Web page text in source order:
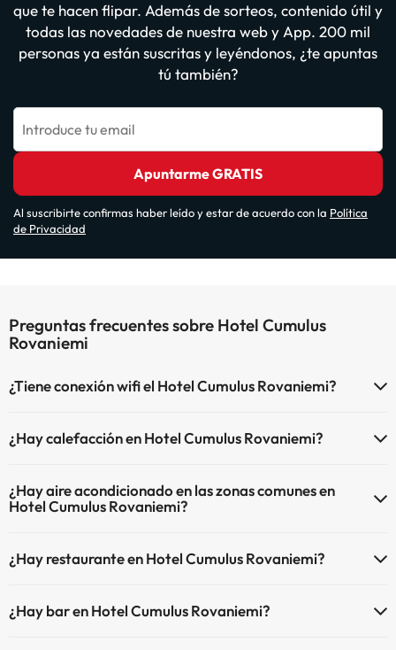
que te hacen flipar. Además de sorteos, contenido útil y
todas las novedades de nuestra web y App. 200 mil
personas ya están suscritas y leyéndonos, ¿te apuntas
tú también?
Introduce tu email
Apuntarme GRATIS
Al suscribirte confirmas haber leído y estar de acuerdo con la Política
de Privacidad
Preguntas frecuentes sobre Hotel Cumulus
Rovaniemi
¿Tiene conexión wifi el Hotel Cumulus Rovaniemi?
¿Hay calefacción en Hotel Cumulus Rovaniemi?
¿Hay aire acondicionado en las zonas comunes en
Hotel Cumulus Rovaniemi?
comunes.
¿Hay restaurante en Hotel Cumulus Rovaniemi?
¿Hay bar en Hotel Cumulus Rovaniemi?